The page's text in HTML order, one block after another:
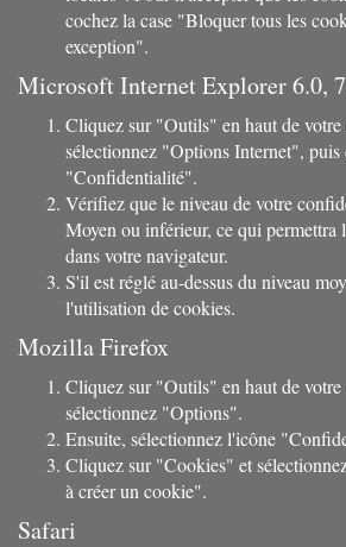
cochez la case "Bloquer tous les
exception".
Microsoft Internet Explorer 6.0,
Cliquez sur "Outils" en haut de votre
sélectionnez "Options Internet",
"Confidentialité".
Vérifiez que le niveau de votre
Moyen ou inférieur, ce qui
dans votre navigateur.
S'il est réglé au-dessus du niveau
l'utilisation de cookies.
Mozilla Firefox
Cliquez sur "Outils" en haut de votre
sélectionnez "Options".
Ensuite, sélectionnez l'icône
Cliquez sur "Cookies" et
à créer un cookie".
Safari